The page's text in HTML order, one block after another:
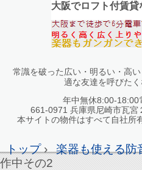
大阪でロフト付賃貸
常識を破った広い・明るい・高
適な友達を呼びたく
年中無休8:00-18:00
661-0971 兵庫県尼崎市瓦宮
本サイトの物件はすべて自社所
トップ› 楽器も使える防
作中その2